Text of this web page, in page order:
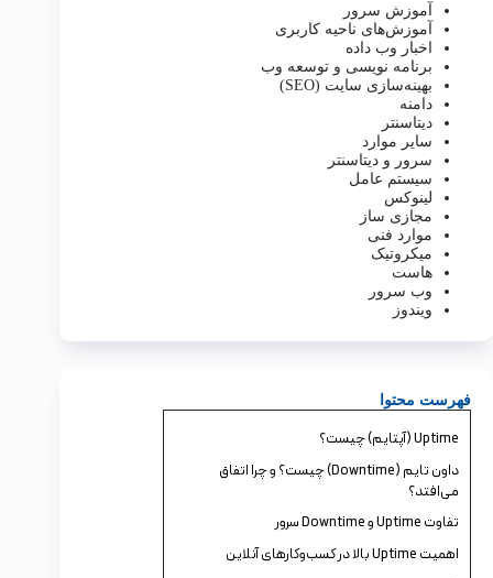
آموزش سرور
آموزش‌های ناحیه کاربری
اخبار وب داده
برنامه نویسی و توسعه وب
بهینه‌سازی سایت (SEO)
دامنه
دیتاسنتر
سایر موارد
سرور و دیتاسنتر
سیستم عامل
لینوکس
مجازی ساز
موارد فنی
میکروتیک
هاست
وب سرور
ویندوز
فهرست محتوا
Uptime (آپتایم) چیست؟
داون‌ تایم (Downtime) چیست؟ و چرا اتفاق
می‌افتد؟
تفاوت Uptime و Downtime سرور
اهمیت Uptime بالا در کسب‌وکارهای آنلاین